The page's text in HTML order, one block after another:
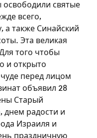
святые
всего,
а также Синайский
Эта великая
того чтобы
и открыто
перед лицом
объявил 28
Старый
днем радости и
Израиля и
праздничную